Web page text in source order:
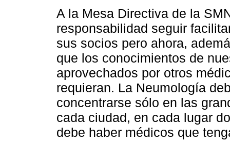
A la Mesa Directiva de la
responsabilidad seguir
sus socios pero ahora,
que los conocimientos de
aprovechados por otros
requieran. La Neumología
concentrarse sólo en las
cada ciudad, en cada lugar
debe haber médicos que